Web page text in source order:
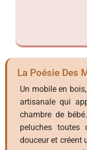
La Poésie Des
Un mobile en
artisanale qui
chambre de
peluches toutes
douceur et créent